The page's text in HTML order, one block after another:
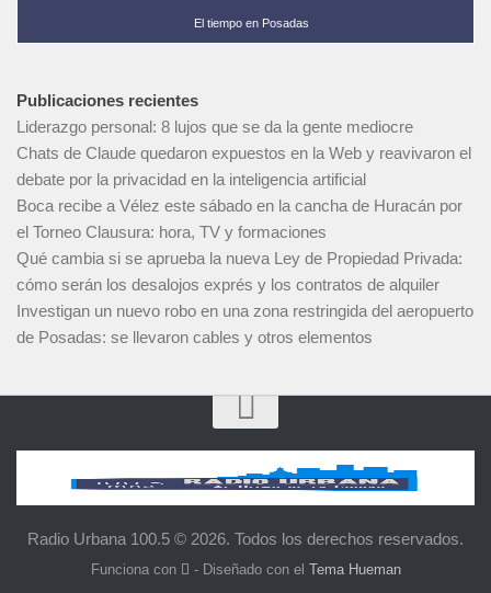
El tiempo en Posadas
Publicaciones recientes
Liderazgo personal: 8 lujos que se da la gente mediocre
Chats de Claude quedaron expuestos en la Web y reavivaron el
debate por la privacidad en la inteligencia artificial
Boca recibe a Vélez este sábado en la cancha de Huracán por
el Torneo Clausura: hora, TV y formaciones
Qué cambia si se aprueba la nueva Ley de Propiedad Privada:
cómo serán los desalojos exprés y los contratos de alquiler
Investigan un nuevo robo en una zona restringida del aeropuerto
de Posadas: se llevaron cables y otros elementos
Radio Urbana 100.5 © 2026. Todos los derechos reservados.
Funciona con - Diseñado con el Tema Hueman